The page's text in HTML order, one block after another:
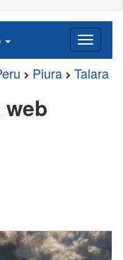
Piura Talara
web